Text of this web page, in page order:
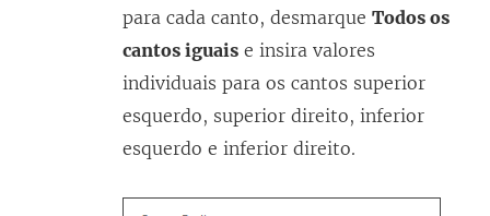
para cada canto, desmarque Todos os
cantos iguais e insira valores
individuais para os cantos superior
esquerdo, superior direito, inferior
esquerdo e inferior direito.